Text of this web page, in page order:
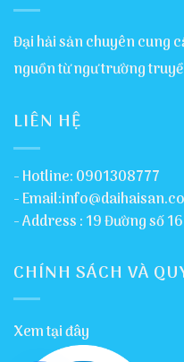
Đại hải sản chuyên cung
nguồn từ ngư trường
LIÊN HỆ
- Hotline: 0901308777
-
- Address : 19 Đường số
CHÍNH SÁCH VÀ
Xem tại đây